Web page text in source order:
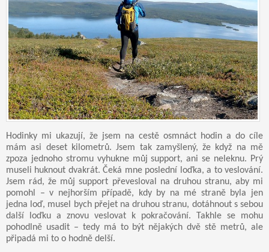
Hodinky mi ukazují, že jsem na cestě osmnáct hodin a do cíle
mám asi deset kilometrů. Jsem tak zamyšlený, že když na mě
zpoza jednoho stromu vyhukne můj support, ani se neleknu. Prý
museli huknout dvakrát. Čeká mne poslední loďka, a to veslování.
Jsem rád, že můj support převesloval na druhou stranu, aby mi
pomohl – v nejhorším případě, kdy by na mé straně byla jen
jedna loď, musel bych přejet na druhou stranu, dotáhnout s sebou
další loďku a znovu veslovat k pokračování. Takhle se mohu
pohodlně usadit – tedy má to být nějakých dvě stě metrů, ale
připadá mi to o hodně delší.